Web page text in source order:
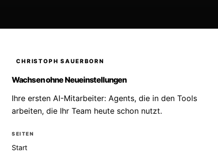
CHRISTOPH SAUERBORN
Wachsen ohne Neueinstellungen
Ihre ersten AI-Mitarbeiter: Agents, die in den Tools
arbeiten, die Ihr Team heute schon nutzt.
SEITEN
Start